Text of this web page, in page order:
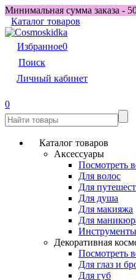
Минимальная сумма заказа -
Каталог товаров
Избранное0
Поиск
Личный кабинет
0
Каталог товаров
Аксессуары
Посмотреть
Для волос
Для
Для душа
Для макияжа
Для
Инструменты
Декоративная
Посмотреть
Для глаз и
Для губ